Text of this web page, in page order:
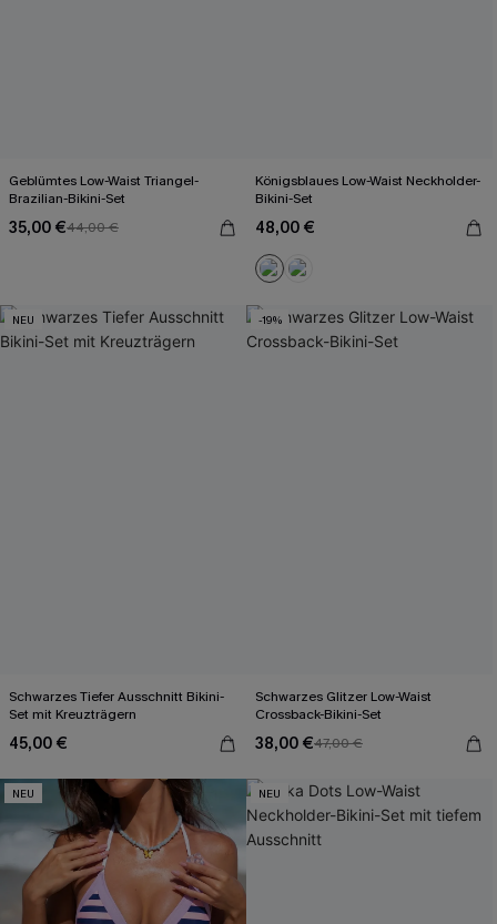
Geblümtes Low-Waist Triangel-
Brazilian-Bikini-Set
35,00 €44,00 €
Königsblaues Low-Waist Neckholder-
Bikini-Set
48,00 €
NEU
Schwarzes Tiefer Ausschnitt Bikini-
Set mit Kreuzträgern
45,00 €
-19%
Schwarzes Glitzer Low-Waist
Crossback-Bikini-Set
38,00 €47,00 €
NEU NEU